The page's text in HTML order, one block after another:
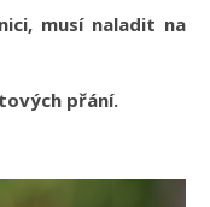
musí naladit na
přání.